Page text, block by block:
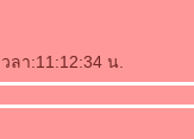
ลา:11:12:34 น.